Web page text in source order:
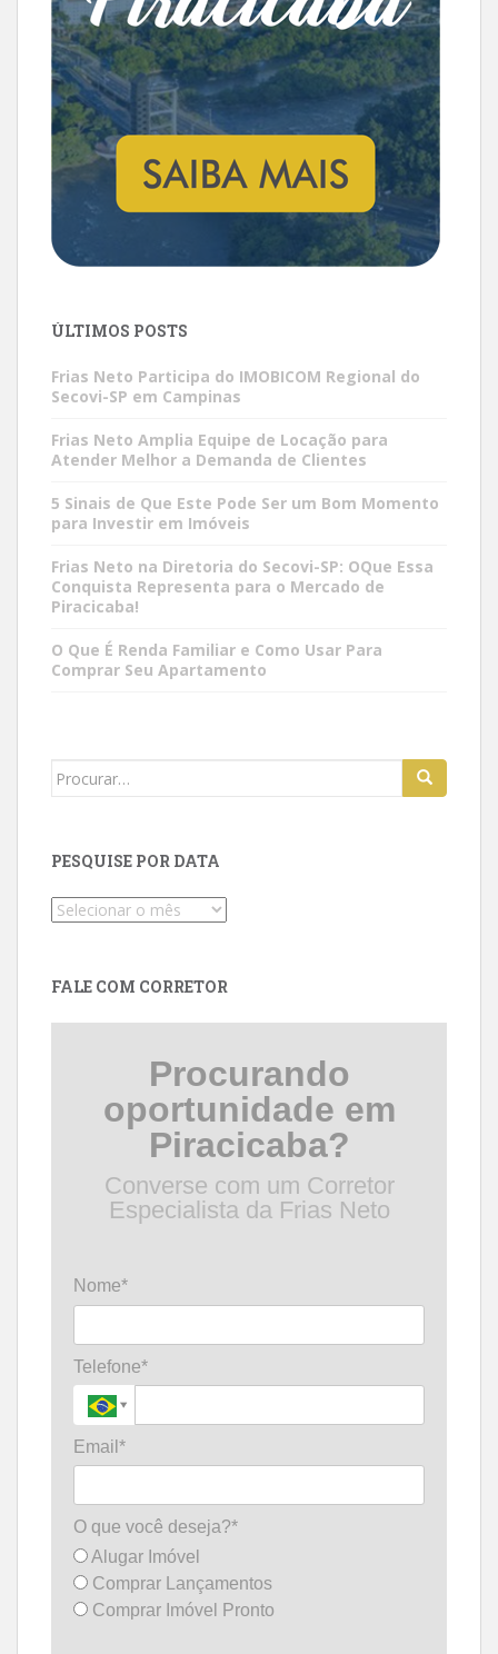
ÚLTIMOS POSTS
Frias Neto Participa do IMOBICOM Regional do
Secovi-SP em Campinas
Frias Neto Amplia Equipe de Locação para
Atender Melhor a Demanda de Clientes
5 Sinais de Que Este Pode Ser um Bom Momento
para Investir em Imóveis
Frias Neto na Diretoria do Secovi-SP: OQue Essa
Conquista Representa para o Mercado de
Piracicaba!
O Que É Renda Familiar e Como Usar Para
Comprar Seu Apartamento
Search
PESQUISE POR DATA
Pesquise
FALE COM CORRETOR
Procurando
oportunidade em
Piracicaba?
Converse com um Corretor
Especialista da Frias Neto
Nome*
Telefone*
Email*
O que você deseja?*
Alugar Imóvel
Comprar Lançamentos
Comprar Imóvel Pronto